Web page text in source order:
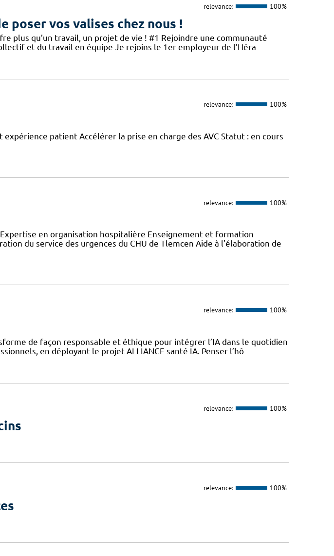
relevance: 100%
poser vos valises chez nous !
plus qu’un travail, un projet de vie ! #1 Rejoindre une communauté
et du travail en équipe Je rejoins le 1er employeur de l’Héra
relevance: 100%
patient Accélérer la prise en charge des AVC Statut : en cours
relevance: 100%
Expertise en organisation hospitalière Enseignement et formation
du service des urgences du CHU de Tlemcen Aide à l’élaboration de
relevance: 100%
de façon responsable et éthique pour intégrer l’IA dans le quotidien
en déployant le projet ALLIANCE santé IA. Penser l’hô
relevance: 100%
relevance: 100%